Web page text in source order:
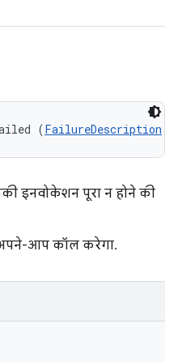
(FailureDescription
इनवोकेशन पूरा न होने की
अपने-आप कॉल करेगा.